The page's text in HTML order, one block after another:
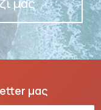
μας
μας